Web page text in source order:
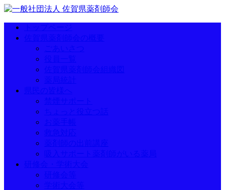
トップページ
佐賀県薬剤師会の概要
ごあいさつ
役員一覧
佐賀県薬剤師会組織図
薬局統計
県民の皆様へ
禁煙サポート
ちょっと役立つ話
お薬手帳
救急対応
薬剤師の出前講座
吸入サポート薬剤師がいる薬局
研修会・学術大会
研修会等
学術大会等